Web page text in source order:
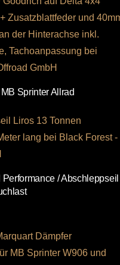
Sprinter Allrad
Performance / Abschleppseil